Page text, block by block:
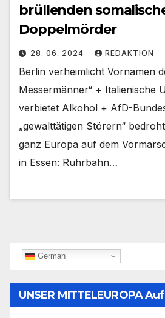
brüllenden
Doppelmörder
28. 06. 2024 REDAKTION
Berlin verheimlicht Vornamen
Messermänner“ + Italienische
verbietet Alkohol + AfD-
„gewalttätigen Störern“
ganz Europa auf dem
in Essen: Ruhrbahn…
German
UNSER MITTELEUROPA